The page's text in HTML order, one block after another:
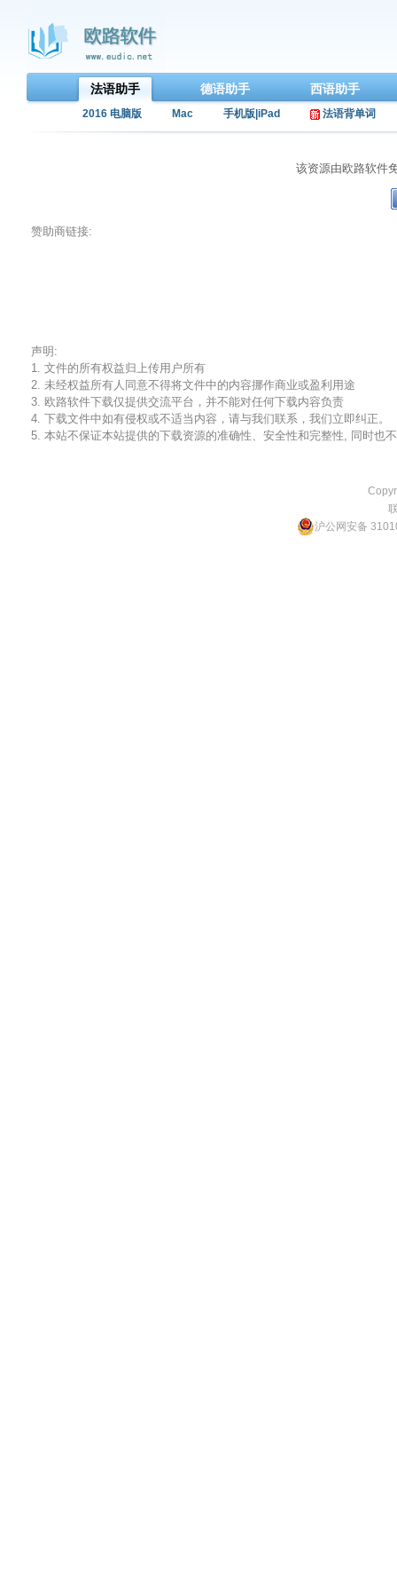
法语助手 德语助手 西语助手
2016 电脑版 Mac 手机版|iPad 法语背单词
该资源由欧路软件
赞助商链接:
声明:
1. 文件的所有权益归上传用户所有
2. 未经权益所有人同意不得将文件中的内容挪作商业或盈利用途
3. 欧路软件下载仅提供交流平台，并不能对任何下载内容负责
4. 下载文件中如有侵权或不适当内容，请与我们联系，我们立即纠正。
5. 本站不保证本站提供的下载资源的准确性、安全性和完整性, 同时也
沪公网安备